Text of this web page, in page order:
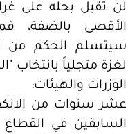
لن تقبل بحله على
الأقصى بالضفة،
سيتسلم الحكم من
لغزة متجلياً بانتخاب
الوزرات والهيئات:
عشر سنوات من
السابقين في